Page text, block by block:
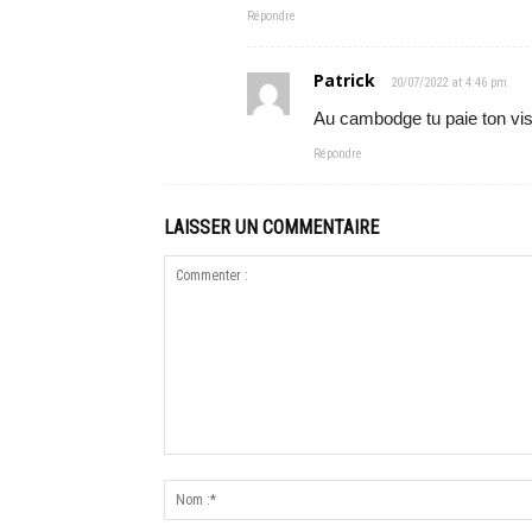
Répondre
Patrick 20/07/2022 at 4:46 pm
Au cambodge tu paie ton
Répondre
LAISSER UN COMMENTAIRE